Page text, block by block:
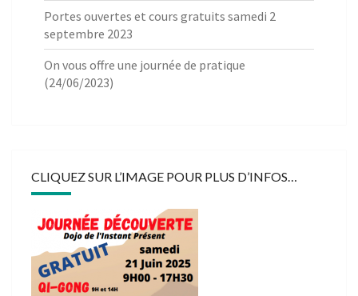
Portes ouvertes et cours gratuits samedi 2
septembre 2023
On vous offre une journée de pratique
(24/06/2023)
CLIQUEZ SUR L’IMAGE POUR PLUS D’INFOS…